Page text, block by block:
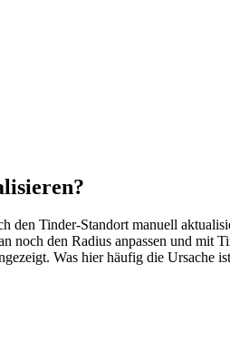
den Tinder-Standort manuell
noch den Radius anpassen und
Was hier häufig die